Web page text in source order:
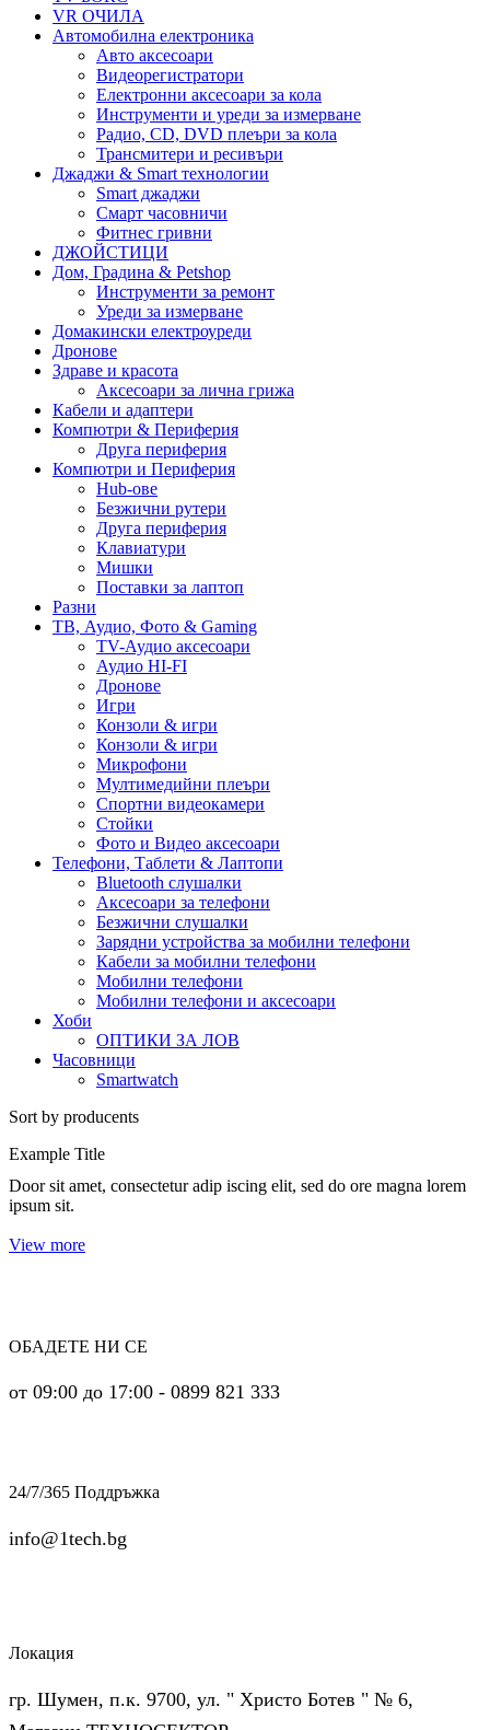
VR ОЧИЛА
Автомобилна електроника
Авто аксесоари
Видеорегистратори
Електронни аксесоари за кола
Инструменти и уреди за измерване
Радио, CD, DVD плеъри за кола
Трансмитери и ресивъри
Джаджи & Smart технологии
Smart джаджи
Смарт часовничи
Фитнес гривни
ДЖОЙСТИЦИ
Дом, Градина & Petshop
Инструменти за ремонт
Уреди за измерване
Домакински електроуреди
Дронове
Здраве и красота
Аксесоари за лична грижа
Кабели и адаптери
Компютри & Периферия
Друга периферия
Компютри и Периферия
Hub-ове
Безжични рутери
Друга периферия
Клавиатури
Мишки
Поставки за лаптоп
Разни
ТВ, Аудио, Фото & Gaming
TV-Аудио аксесоари
Аудио HI-FI
Дронове
Игри
Конзоли & игри
Конзоли & игри
Микрофони
Мултимедийни плеъри
Спортни видеокамери
Стойки
Фото и Видео аксесоари
Телефони, Таблети & Лаптопи
Bluetooth слушалки
Аксесоари за телефони
Безжични слушалки
Зарядни устройства за мобилни телефони
Кабели за мобилни телефони
Мобилни телефони
Мобилни телефони и аксесоари
Хоби
ОПТИКИ ЗА ЛОВ
Часовници
Smartwatch
Sort by producents
Example Title
Door sit amet, consectetur adip iscing elit, sed do ore magna lorem
ipsum sit.
View more
ОБАДЕТЕ НИ СЕ
от 09:00 до 17:00 - 0899 821 333
24/7/365 Поддръжка
info@1tech.bg
Локация
гр. Шумен, п.к. 9700, ул. " Христо Ботев " № 6,